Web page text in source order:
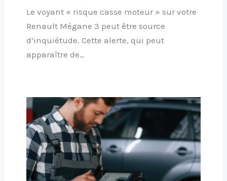
Le voyant « risque casse moteur » sur votre
Renault Mégane 3 peut être source
d’inquiétude. Cette alerte, qui peut
apparaître de…